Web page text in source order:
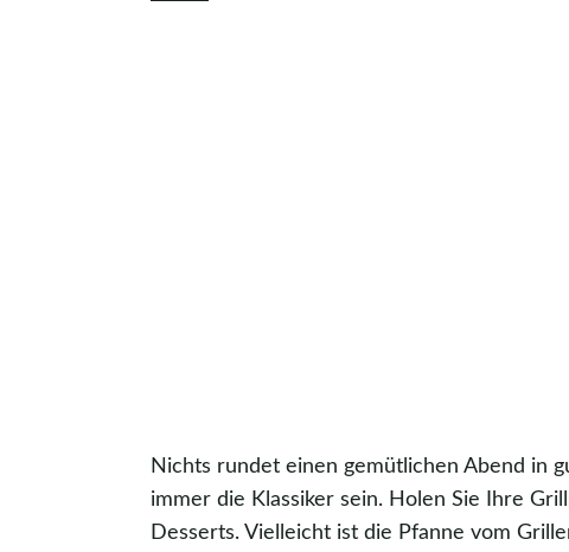
Nichts rundet einen gemütlichen Abend in
immer die Klassiker sein. Holen Sie Ihre
Desserts. Vielleicht ist die Pfanne vom